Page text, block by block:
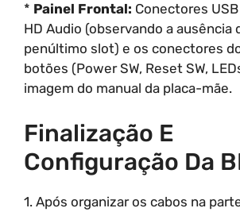
* Painel Frontal: Conectores
HD Audio (observando a ausência
penúltimo slot) e os conectores
botões (Power SW, Reset SW,
imagem do manual da placa-mãe.
Finalização E
Configuração Da
1. Após organizar os cabos na